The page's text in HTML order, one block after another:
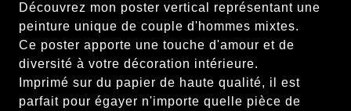
Découvrez mon poster vertical représentant une
peinture unique de couple d'hommes mixtes.
Ce poster apporte une touche d'amour et de
diversité à votre décoration intérieure.
Imprimé sur du papier de haute qualité, il est
parfait pour égayer n'importe quelle pièce de